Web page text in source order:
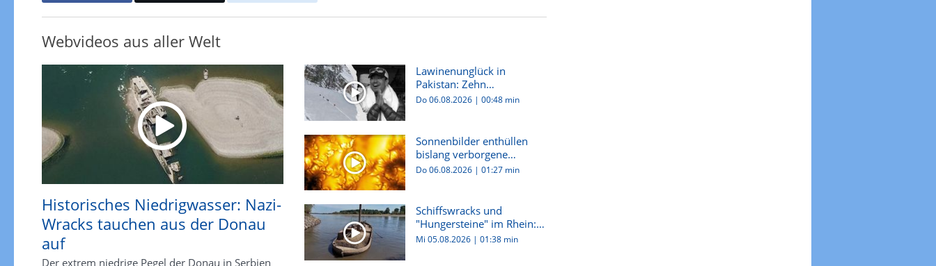
Webvideos aus aller Welt
Historisches Niedrigwasser: Nazi-
Wracks tauchen aus der Donau
auf
Der extrem niedrige Pegel der Donau in Serbien
Lawinenunglück in
Pakistan: Zehn
Bergsteiger:innen...
Do 06.08.2026 |00:48 min
Sonnenbilder enthüllen
bislang verborgene
Plasma-W...
Do 06.08.2026 |01:27 min
Schiffswracks und
"Hungersteine" im Rhein:
Dürre i...
Mi 05.08.2026 |01:38 min